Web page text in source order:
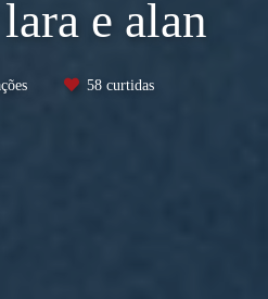
e alan
58 curtidas